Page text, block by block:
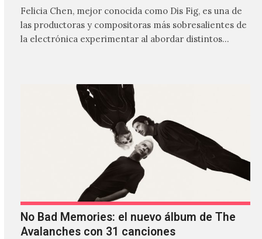
Felicia Chen, mejor conocida como Dis Fig, es una de
las productoras y compositoras más sobresalientes de
la electrónica experimentar al abordar distintos
No Bad Memories: el nuevo álbum de The
Avalanches con 31 canciones